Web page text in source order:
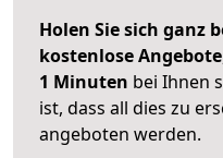
Holen Sie sich ganz
kostenlose Angebote
1 Minuten bei Ihnen
ist, dass all dies zu
angeboten werden.